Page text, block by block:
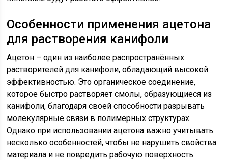
Особенности применения ацетона
для растворения канифоли
Ацетон – один из наиболее распространённых
растворителей для канифоли, обладающий высокой
эффективностью. Это органическое соединение,
которое быстро растворяет смолы, образующиеся из
канифоли, благодаря своей способности разрывать
молекулярные связи в полимерных структурах.
Однако при использовании ацетона важно учитывать
несколько особенностей, чтобы не нарушить свойства
материала и не повредить рабочую поверхность.